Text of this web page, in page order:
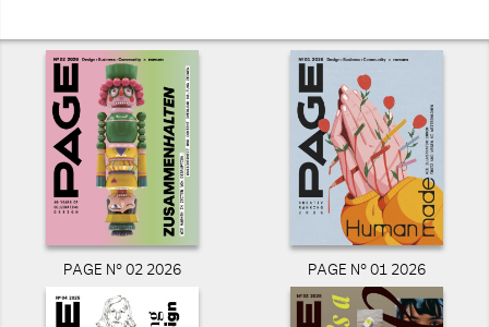
PAGE N° 02 2026 PAGE N° 01 2026